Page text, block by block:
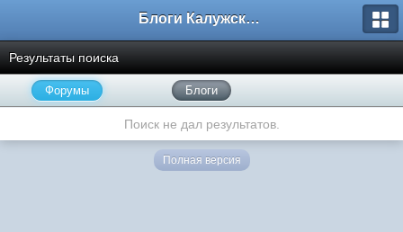
Блоги Калужского перекрестка
Результаты поиска
Форумы Блоги
Поиск не дал результатов.
Полная версия